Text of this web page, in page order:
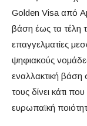
Golden Visa από
βάση έως τα τέλη
επαγγελματίες
ψηφιακούς
εναλλακτική
τους δίνει κάτι
ευρωπαϊκή